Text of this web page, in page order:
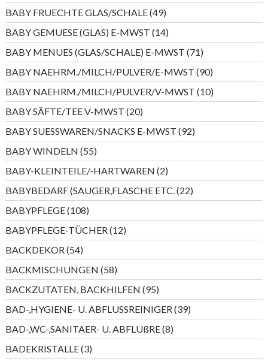
Produkte
BABY FRUECHTE GLAS/SCHALE 4949
Produkte
BABY GEMUESE (GLAS) E-MWST 1414
Produkte
BABY MENUES (GLAS/SCHALE) E-MWST 7171
Produkte
BABY NAEHRM./MILCH/PULVER/E-MWST 9090
Produkte
BABY NAEHRM./MILCH/PULVER/V-MWST 1010
Produkte
BABY SÄFTE/TEE V-MWST 2020
Produkte
BABY SUESSWAREN/SNACKS E-MWST 9292
Produkte
BABY WINDELN 5555
Produkte
BABY-KLEINTEILE/-HARTWAREN 22
Produkte
BABYBEDARF (SAUGER,FLASCHE ETC. 2222
Produkte
BABYPFLEGE 108108
Produkte
BABYPFLEGE-TÜCHER 1212
Produkte
BACKDEKOR 5454
Produkte
BACKMISCHUNGEN 5858
Produkte
BACKZUTATEN, BACKHILFEN 9595
Produkte
BAD-,HYGIENE- U. ABFLUSSREINIGER 3939
Produkte
BAD-,WC-,SANITAER- U. ABFLUßRE 88
Produkte
BADEKRISTALLE 33